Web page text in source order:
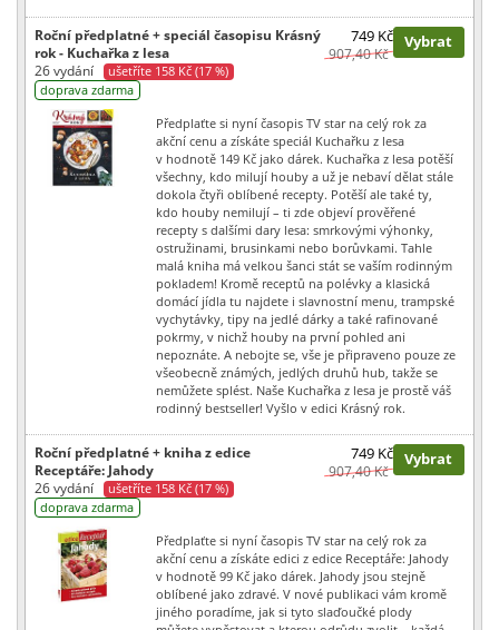
Roční předplatné + speciál časopisu Krásný
rok - Kuchařka z lesa
26 vydání
ušetříte 158 Kč (17 %)
doprava zdarma
749 Kč
907,40 Kč
Vybrat
Předplaťte si nyní časopis TV star na celý rok za
akční cenu a získáte speciál Kuchařku z lesa
v hodnotě 149 Kč jako dárek. Kuchařka z lesa potěší
všechny, kdo milují houby a už je nebaví dělat stále
dokola čtyři oblíbené recepty. Potěší ale také ty,
kdo houby nemilují – ti zde objeví prověřené
recepty s dalšími dary lesa: smrkovými výhonky,
ostružinami, brusinkami nebo borůvkami. Tahle
malá kniha má velkou šanci stát se vaším rodinným
pokladem! Kromě receptů na polévky a klasická
domácí jídla tu najdete i slavnostní menu, trampské
vychytávky, tipy na jedlé dárky a také rafinované
pokrmy, v nichž houby na první pohled ani
nepoznáte. A nebojte se, vše je připraveno pouze ze
všeobecně známých, jedlých druhů hub, takže se
nemůžete splést. Naše Kuchařka z lesa je prostě váš
rodinný bestseller! Vyšlo v edici Krásný rok.
Roční předplatné + kniha z edice
Receptáře: Jahody
26 vydání
ušetříte 158 Kč (17 %)
doprava zdarma
749 Kč
907,40 Kč
Vybrat
Předplaťte si nyní časopis TV star na celý rok za
akční cenu a získáte edici z edice Receptáře: Jahody
v hodnotě 99 Kč jako dárek. Jahody jsou stejně
oblíbené jako zdravé. V nové publikaci vám kromě
jiného poradíme, jak si tyto slaďoučké plody